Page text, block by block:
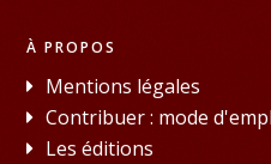
À PROPOS
Mentions légales
Contribuer : mode
Les éditions